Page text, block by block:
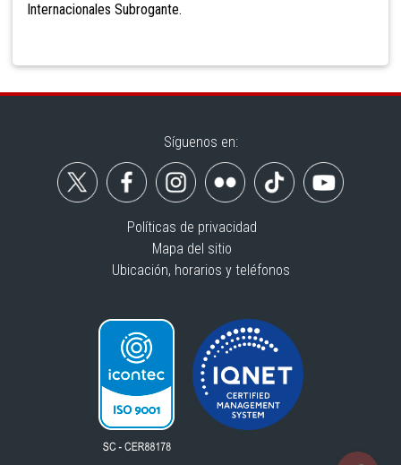
Internacionales Subrogante.
Síguenos en:
Políticas de privacidad
Mapa del sitio
Ubicación, horarios y teléfonos